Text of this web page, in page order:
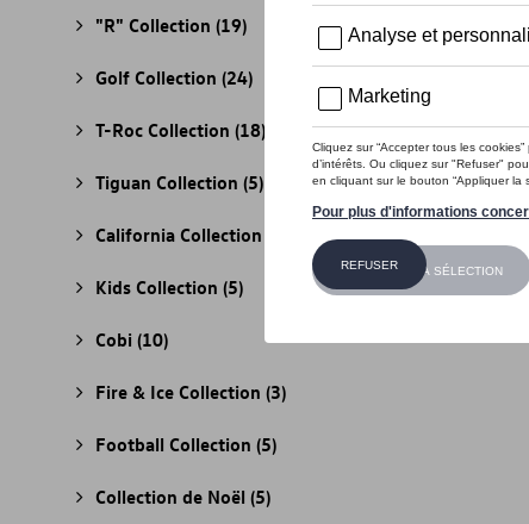
"R" Collection (19)
Golf Collection (24)
T-Roc Collection (18)
Tiguan Collection (5)
California Collection
Kids Collection (5)
Cobi (10)
Fire & Ice Collection (3)
Football Collection (5)
Collection de Noël (5)